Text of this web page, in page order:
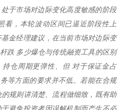
于市场对边际变化高度敏感的阶段
看，本轮波动区间已逼近阶段性上
金经理建议，在当前市场对边际变
跌 多少爆仓与传统融资工具的区别
仓周期更弹性、但 对于保证金占
等方面的要求并不低。若能在合规
规则讲清楚、流程做细致，既有助